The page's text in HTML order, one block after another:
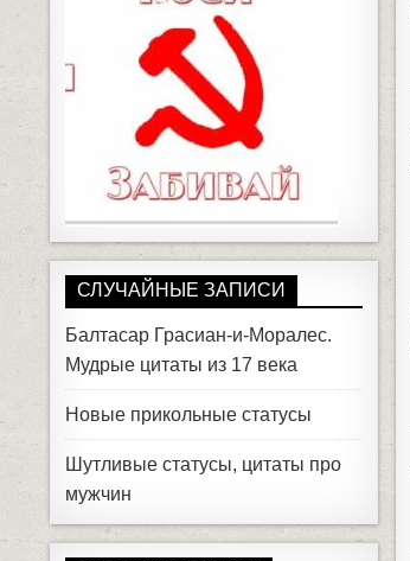
СЛУЧАЙНЫЕ ЗАПИСИ
Балтасар Грасиан-и-Моралес.
Мудрые цитаты из 17 века
Новые прикольные статусы
Шутливые статусы, цитаты про
мужчин